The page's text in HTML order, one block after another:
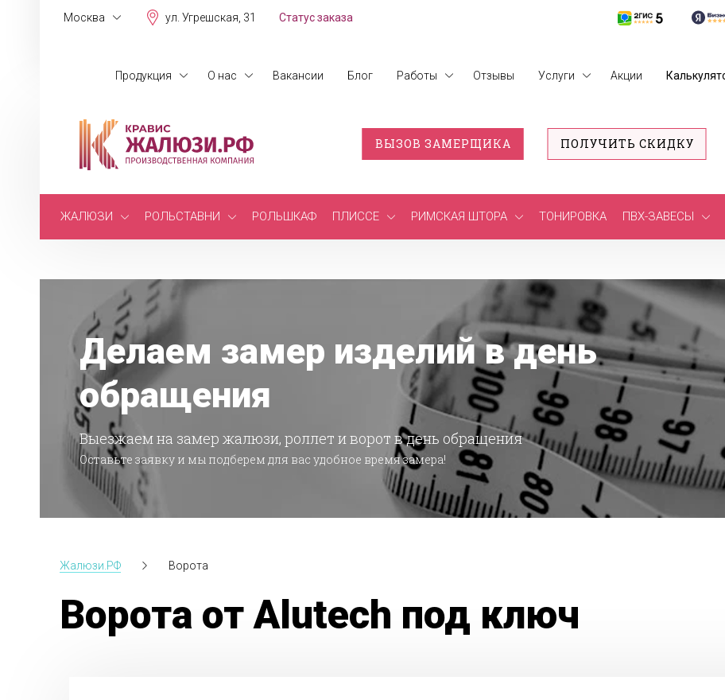
Москва ул. Угрешская, 31 Статус заказа
Продукция О нас Вакансии Блог Работы Отзывы Услуги Акции
ВЫЗОВ ЗАМЕРЩИКА ПОЛУЧИТЬ СКИДКУ
ЖАЛЮЗИ РОЛЬСТАВНИ РОЛЬШКАФ ПЛИССЕ РИМСКАЯ ШТОРА ТОНИРОВКА ПВХ-ЗАВЕСЫ
Делаем замер изделий в день
обращения
Выезжаем на замер жалюзи, роллет и ворот в день обращения
Оставьте заявку и мы подберем для вас удобное время замера!
Жалюзи.РФ Ворота
Ворота от Alutech под ключ